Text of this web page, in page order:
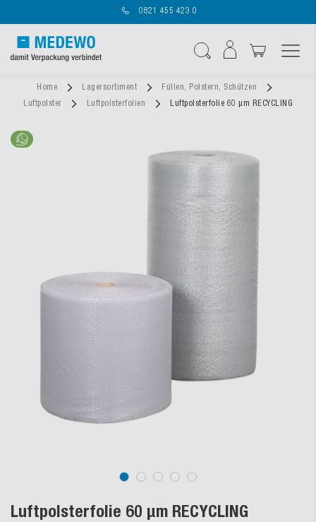
0821 455 423 0
Home Lagersortiment
Füllen, Polstern, Schützen
Luftpolster
Luftpolsterfolien Luftpolsterfolie 60 µm RECYCLING
Luftpolsterfolie 60 µm RECYCLING